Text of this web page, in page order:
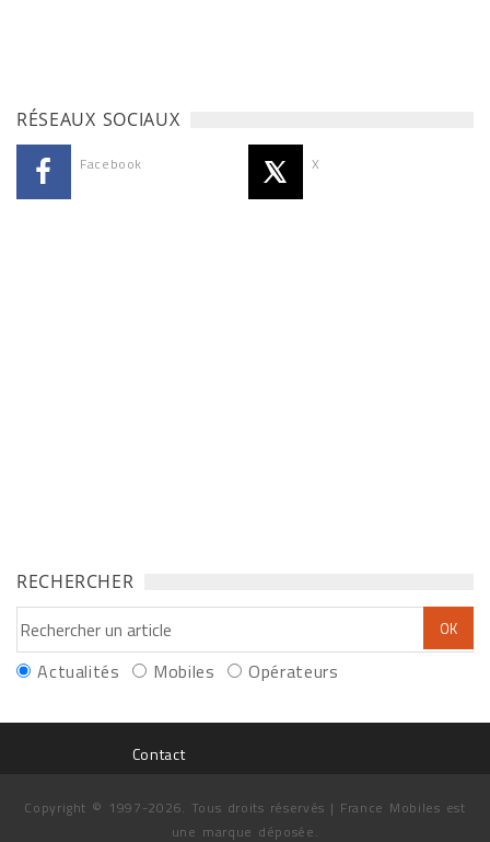
RÉSEAUX SOCIAUX
Facebook X
RECHERCHER
Actualités Mobiles Opérateurs
Contact
Copyright © 1997-2026. Tous droits réservés | France Mobiles est
une marque déposée.